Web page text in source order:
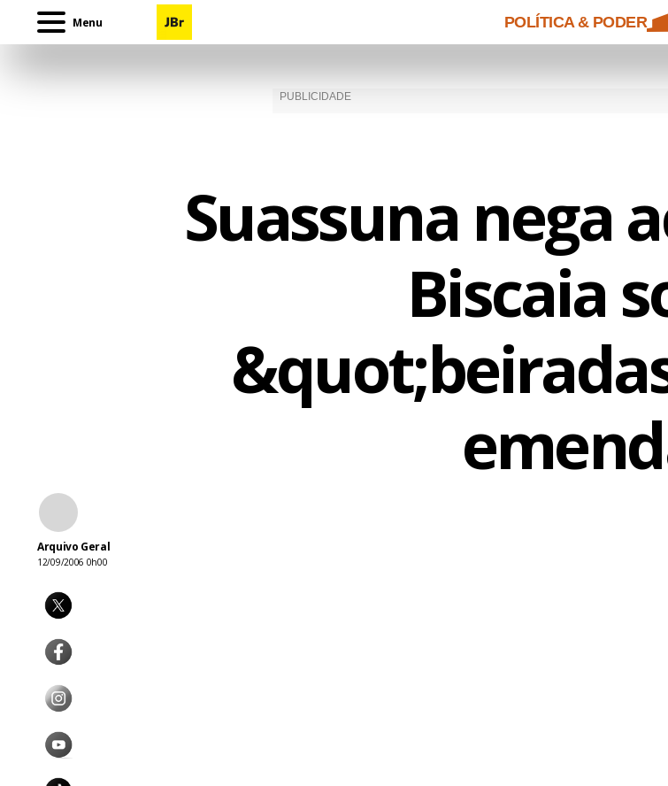
Menu POLÍTICA & PODER
Suassuna nega
Biscaia
Arquivo Geral
12/09/2006 0h00